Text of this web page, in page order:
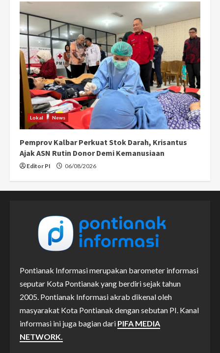
Lokal News
Pemprov Kalbar Perkuat Stok Darah, Krisantus
Ajak ASN Rutin Donor Demi Kemanusiaan
Editor PI 06/08/2026
Pontianak Informasi merupakan barometer informasi
seputar Kota Pontianak yang berdiri sejak tahun
2005. Pontianak Informasi akrab dikenal oleh
masyarakat Kota Pontianak dengan sebutan PI. Kanal
informasi ini juga bagian dari PIFA MEDIA
NETWORK.